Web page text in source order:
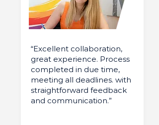
“Excellent collaboration,
great experience. Process
completed in due time,
meeting all deadlines. with
straightforward feedback
and communication.”